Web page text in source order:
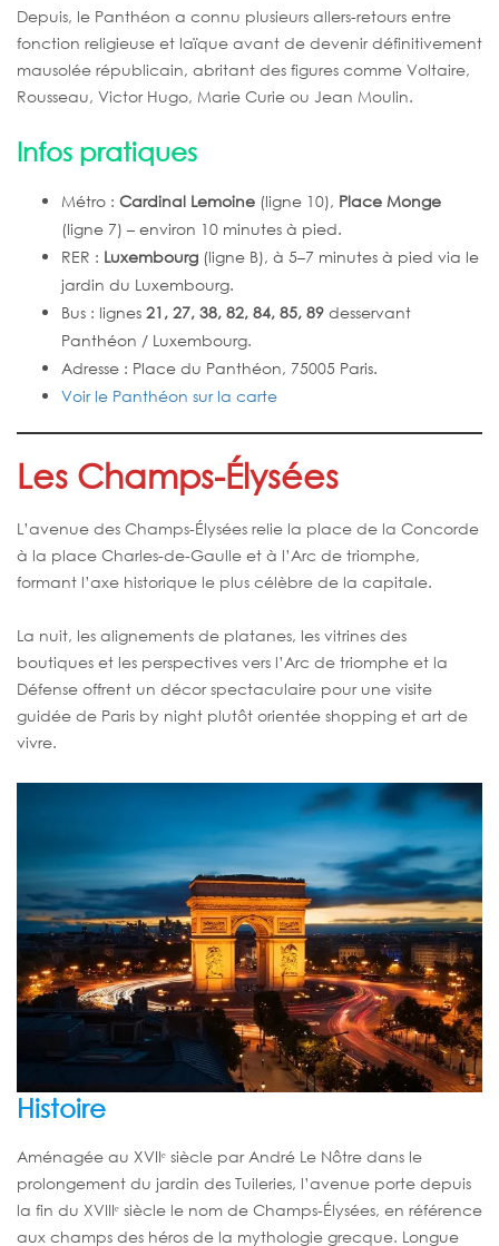
Depuis, le Panthéon a connu plusieurs allers-retours entre
fonction religieuse et laïque avant de devenir définitivement
mausolée républicain, abritant des figures comme Voltaire,
Rousseau, Victor Hugo, Marie Curie ou Jean Moulin.
Infos pratiques
Métro : Cardinal Lemoine (ligne 10), Place Monge
(ligne 7) – environ 10 minutes à pied.
RER : Luxembourg (ligne B), à 5–7 minutes à pied via le
jardin du Luxembourg.
Bus : lignes 21, 27, 38, 82, 84, 85, 89 desservant
Panthéon / Luxembourg.
Adresse : Place du Panthéon, 75005 Paris.
Voir le Panthéon sur la carte
Les Champs-Élysées
L’avenue des Champs-Élysées relie la place de la Concorde
à la place Charles-de-Gaulle et à l’Arc de triomphe,
formant l’axe historique le plus célèbre de la capitale.
La nuit, les alignements de platanes, les vitrines des
boutiques et les perspectives vers l’Arc de triomphe et la
Défense offrent un décor spectaculaire pour une visite
guidée de Paris by night plutôt orientée shopping et art de
vivre.
Histoire
Aménagée au XVIIᵉ siècle par André Le Nôtre dans le
prolongement du jardin des Tuileries, l’avenue porte depuis
la fin du XVIIIᵉ siècle le nom de Champs-Élysées, en référence
aux champs des héros de la mythologie grecque. Longue